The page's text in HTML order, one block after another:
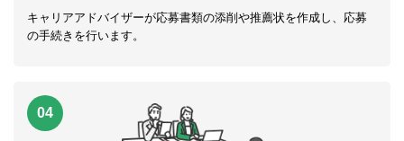
キャリアアドバイザーが応募書類の添削や推薦状を作成し、応募
の手続きを行います。
04